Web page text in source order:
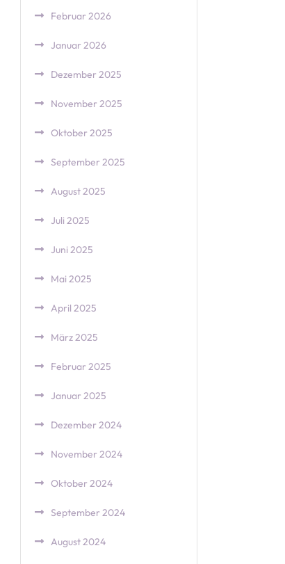
Februar 2026
Januar 2026
Dezember 2025
November 2025
Oktober 2025
September 2025
August 2025
Juli 2025
Juni 2025
Mai 2025
April 2025
März 2025
Februar 2025
Januar 2025
Dezember 2024
November 2024
Oktober 2024
September 2024
August 2024